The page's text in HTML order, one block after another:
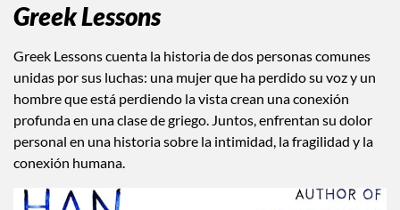
Greek Lessons
Greek Lessons cuenta la historia de dos personas comunes
unidas por sus luchas: una mujer que ha perdido su voz y un
hombre que está perdiendo la vista crean una conexión
profunda en una clase de griego. Juntos, enfrentan su dolor
personal en una historia sobre la intimidad, la fragilidad y la
conexión humana.